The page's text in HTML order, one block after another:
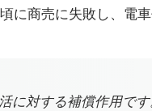
に商売に失敗し、電
活に対する補償作用で